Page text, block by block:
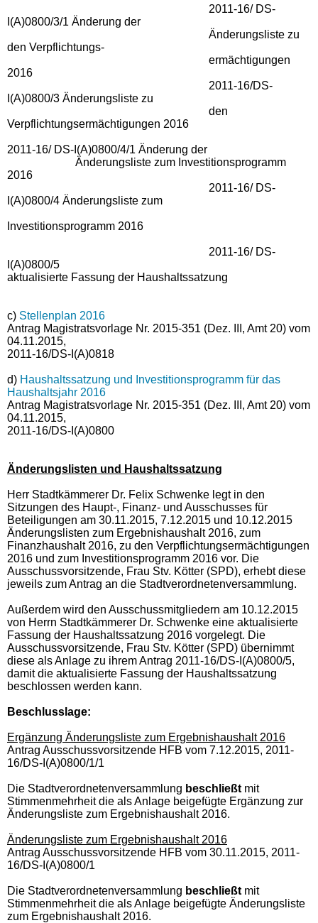
2011-16/ DS-
I(A)0800/3/1 Änderung der
Änderungsliste zu
den Verpflichtungs-
ermächtigungen
2016
2011-16/DS-
I(A)0800/3 Änderungsliste zu
den
Verpflichtungsermächtigungen 2016
2011-16/ DS-I(A)0800/4/1 Änderung der
Änderungsliste zum Investitionsprogramm
2016
2011-16/ DS-
I(A)0800/4 Änderungsliste zum
Investitionsprogramm 2016
2011-16/ DS-
I(A)0800/5
aktualisierte Fassung der Haushaltssatzung
c) Stellenplan 2016
Antrag Magistratsvorlage Nr. 2015-351 (Dez. III, Amt 20) vom
04.11.2015,
2011-16/DS-I(A)0818
d) Haushaltssatzung und Investitionsprogramm für das
Haushaltsjahr 2016
Antrag Magistratsvorlage Nr. 2015-351 (Dez. III, Amt 20) vom
04.11.2015,
2011-16/DS-I(A)0800
Änderungslisten und Haushaltssatzung
Herr Stadtkämmerer Dr. Felix Schwenke legt in den
Sitzungen des Haupt-, Finanz- und Ausschusses für
Beteiligungen am 30.11.2015, 7.12.2015 und 10.12.2015
Änderungslisten zum Ergebnishaushalt 2016, zum
Finanzhaushalt 2016, zu den Verpflichtungsermächtigungen
2016 und zum Investitionsprogramm 2016 vor. Die
Ausschussvorsitzende, Frau Stv. Kötter (SPD), erhebt diese
jeweils zum Antrag an die Stadtverordnetenversammlung.
Außerdem wird den Ausschussmitgliedern am 10.12.2015
von Herrn Stadtkämmerer Dr. Schwenke eine aktualisierte
Fassung der Haushaltssatzung 2016 vorgelegt. Die
Ausschussvorsitzende, Frau Stv. Kötter (SPD) übernimmt
diese als Anlage zu ihrem Antrag 2011-16/DS-I(A)0800/5,
damit die aktualisierte Fassung der Haushaltssatzung
beschlossen werden kann.
Beschlusslage:
Ergänzung Änderungsliste zum Ergebnishaushalt 2016
Antrag Ausschussvorsitzende HFB vom 7.12.2015, 2011-
16/DS-I(A)0800/1/1
Die Stadtverordnetenversammlung beschließt mit
Stimmenmehrheit die als Anlage beigefügte Ergänzung zur
Änderungsliste zum Ergebnishaushalt 2016.
Änderungsliste zum Ergebnishaushalt 2016
Antrag Ausschussvorsitzende HFB vom 30.11.2015, 2011-
16/DS-I(A)0800/1
Die Stadtverordnetenversammlung beschließt mit
Stimmenmehrheit die als Anlage beigefügte Änderungsliste
zum Ergebnishaushalt 2016.